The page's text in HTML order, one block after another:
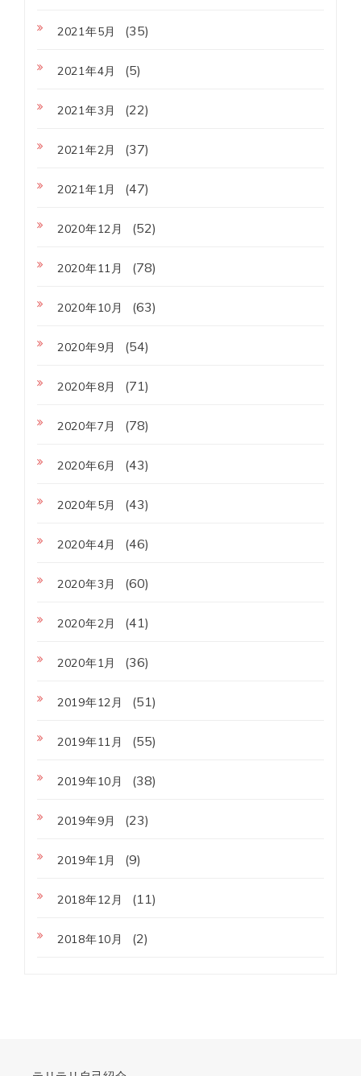
2021年5月 (35)
2021年4月 (5)
2021年3月 (22)
2021年2月 (37)
2021年1月 (47)
2020年12月 (52)
2020年11月 (78)
2020年10月 (63)
2020年9月 (54)
2020年8月 (71)
2020年7月 (78)
2020年6月 (43)
2020年5月 (43)
2020年4月 (46)
2020年3月 (60)
2020年2月 (41)
2020年1月 (36)
2019年12月 (51)
2019年11月 (55)
2019年10月 (38)
2019年9月 (23)
2019年1月 (9)
2018年12月 (11)
2018年10月 (2)